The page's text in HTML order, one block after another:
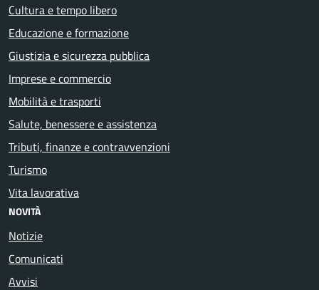
Cultura e tempo libero
Educazione e formazione
Giustizia e sicurezza pubblica
Imprese e commercio
Mobilità e trasporti
Salute, benessere e assistenza
Tributi, finanze e contravvenzioni
Turismo
Vita lavorativa
NOVITÀ
Notizie
Comunicati
Avvisi